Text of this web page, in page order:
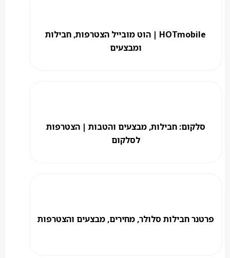
HOTmobile | הוט מובייל הצטרפות, חבילות
ומבצעים
סלקום: חבילות, מבצעים והטבות | הצטרפות
לסלקום
פרטנר חבילות סלולר, מחירים, מבצעים והצטרפות